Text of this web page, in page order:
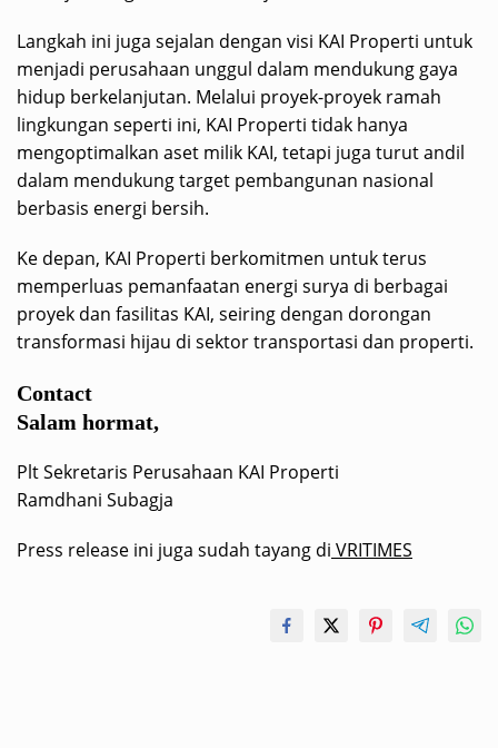
Langkah ini juga sejalan dengan visi KAI Properti untuk
menjadi perusahaan unggul dalam mendukung gaya
hidup berkelanjutan. Melalui proyek-proyek ramah
lingkungan seperti ini, KAI Properti tidak hanya
mengoptimalkan aset milik KAI, tetapi juga turut andil
dalam mendukung target pembangunan nasional
berbasis energi bersih.
Ke depan, KAI Properti berkomitmen untuk terus
memperluas pemanfaatan energi surya di berbagai
proyek dan fasilitas KAI, seiring dengan dorongan
transformasi hijau di sektor transportasi dan properti.
Contact
Salam hormat,
Plt Sekretaris Perusahaan KAI Properti
Ramdhani Subagja
Press release ini juga sudah tayang di VRITIMES